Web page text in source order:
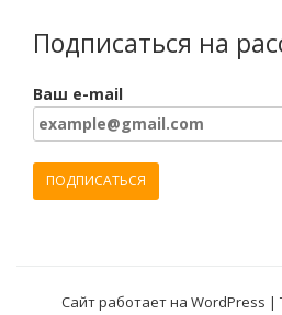
Подписаться на
Ваш e-mail
Сайт работает на WordPress |